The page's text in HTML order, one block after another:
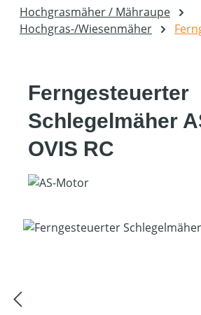
Hochgrasmäher / Mähraupe
Hochgras-/Wiesenmäher
Ferngesteuerter
Schlegelmäher
OVIS RC
Bildergalerie überspringen